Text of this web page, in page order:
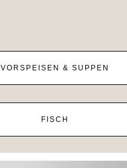
VORSPEISEN & SUPPEN
FISCH